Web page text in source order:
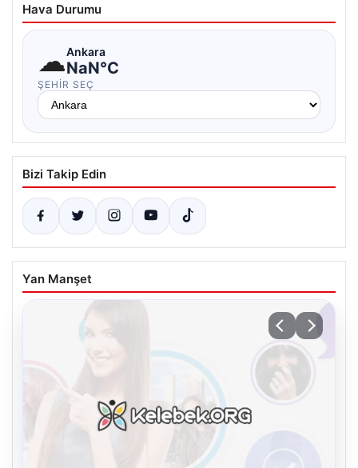
Hava Durumu
☁Ankara
NaN°C
ŞEHIR SEÇ
Bizi Takip Edin
Yan Manşet